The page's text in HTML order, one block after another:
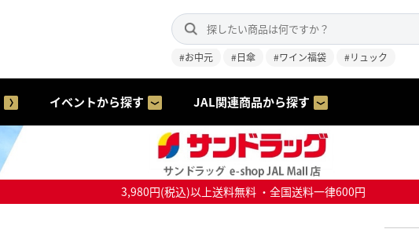
#お中元 #日傘 #ワイン福袋 #リュック
イベントから探す JAL関連商品から探す
3,980円(税込)以上送料無料 ・全国送料一律600円